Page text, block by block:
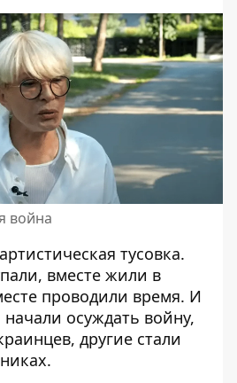
война
тусовка.
вместе жили в
проводили время. И
осуждать войну,
другие стали